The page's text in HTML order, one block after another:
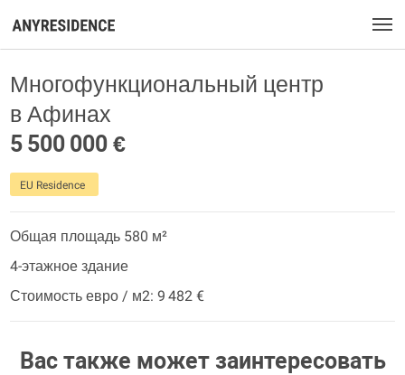
Многофункциональный центр
в Афинах
5 500 000 €
EU Residence
Общая площадь 580 м²
4-этажное здание
Стоимость евро / м2: 9 482 €
Вас также может заинтересовать